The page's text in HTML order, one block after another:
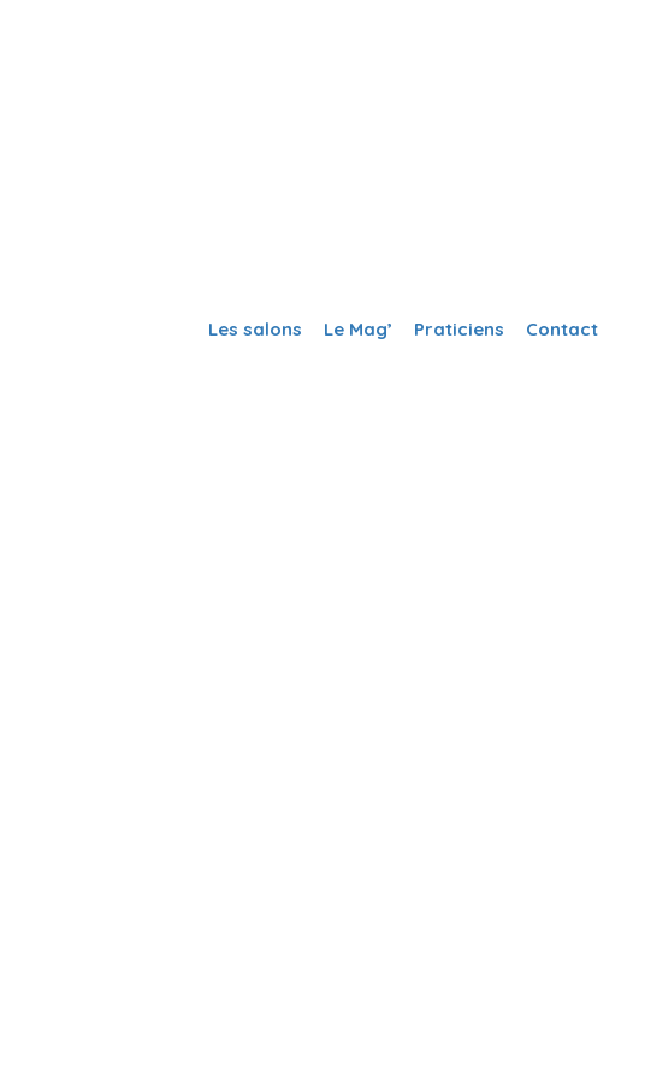
Les salons Le Mag’ Praticiens Contact